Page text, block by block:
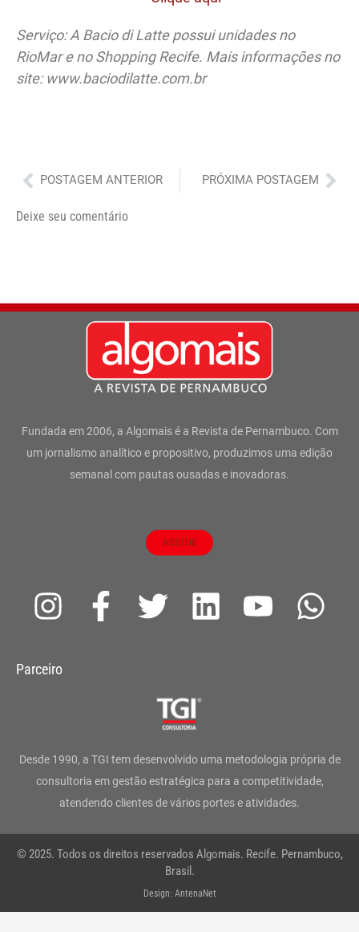
Serviço: A Bacio di Latte possui unidades no
RioMar e no Shopping Recife. Mais informações no
site: www.baciodilatte.com.br
Anterior
POSTAGEM ANTERIOR PRÓXIMA POSTAGEM
Deixe seu comentário
Fundada em 2006, a Algomais é a Revista de Pernambuco. Com
um jornalismo analítico e propositivo, produzimos uma edição
semanal com pautas ousadas e inovadoras.
ASSINE
I
s
g
r
a
m
F
a
o
o
k
-
T
t
e
r
L
d
i
n
Y
b
e
W
a
p
Parceiro
Desde 1990, a TGI tem desenvolvido uma metodologia própria de
consultoria em gestão estratégica para a competitividade,
atendendo clientes de vários portes e atividades.
© 2025. Todos os direitos reservados Algomais. Recife. Pernambuco,
Brasil.
Design: AntenaNet